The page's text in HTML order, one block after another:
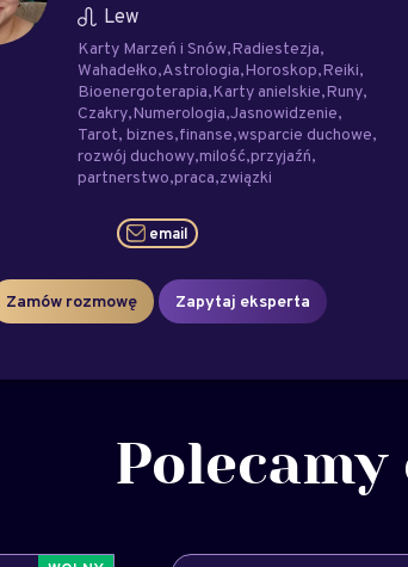
Lew
Karty Marzeń i Snów Radiestezja
Wahadełko Astrologia Horoskop Reiki
Bioenergoterapia Karty anielskie Runy
Czakry Numerologia Jasnowidzenie
Tarot biznes finanse wsparcie duchowe
rozwój duchowy milość przyjaźń
partnerstwo praca związki
email
Zamów rozmowę Zapytaj eksperta